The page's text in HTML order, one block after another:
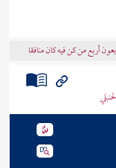
أربع من كن فيه كان منافقا